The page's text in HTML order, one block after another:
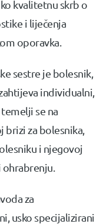
kvalitetnu skrb o
i liječenja
oporavka.
sestre je bolesnik,
individualni,
se na
za bolesnika,
i njegovoj
za
usko specijalizirani